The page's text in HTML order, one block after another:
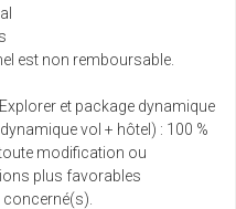
est non remboursable.
et package dynamique
vol + hôtel) : 100 %
modification ou
plus favorables